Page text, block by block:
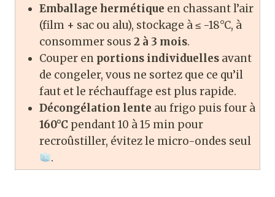
Emballage hermétique en chassant l’air
(film + sac ou alu), stockage à ≤ -18°C, à
consommer sous 2 à 3 mois.
Couper en portions individuelles avant
de congeler, vous ne sortez que ce qu’il
faut et le réchauffage est plus rapide.
Décongélation lente au frigo puis four à
160°C pendant 10 à 15 min pour
recroûstiller, évitez le micro-ondes seul
.